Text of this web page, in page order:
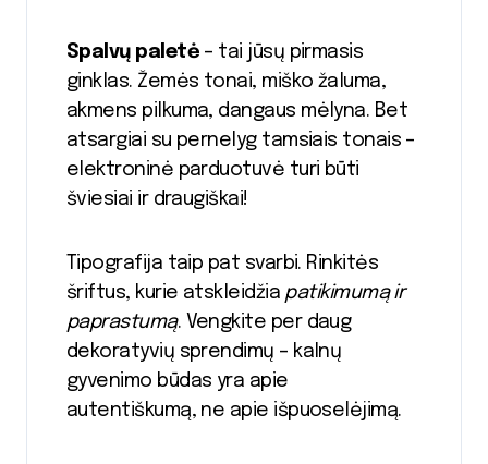
Spalvų paletė– tai jūsų pirmasis
ginklas. Žemės tonai, miško žaluma,
akmens pilkuma, dangaus mėlyna. Bet
atsargiai su pernelyg tamsiais tonais –
elektroninė parduotuvė turi būti
šviesiai ir draugiškai!
Tipografija taip pat svarbi. Rinkitės
šriftus, kurie atskleidžia patikimumą ir
paprastumą. Vengkite per daug
dekoratyvių sprendimų – kalnų
gyvenimo būdas yra apie
autentiškumą, ne apie išpuoselėjimą.